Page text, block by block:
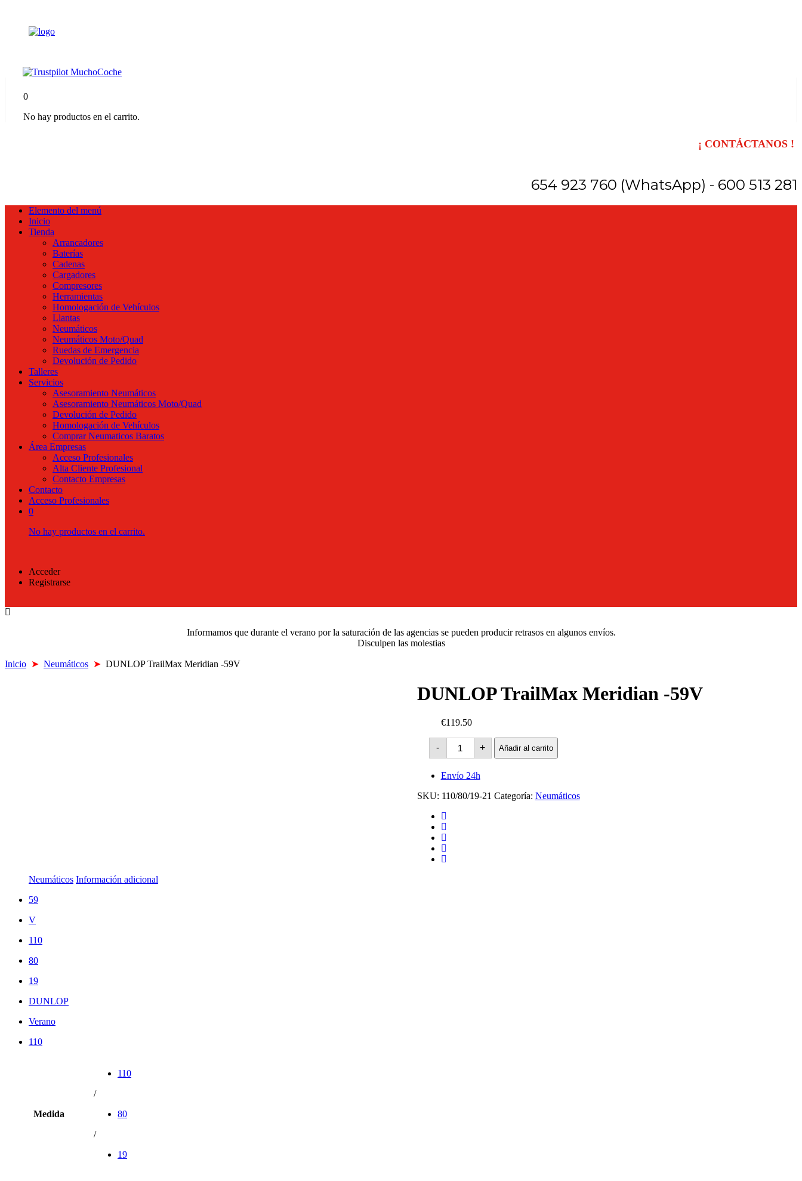
0
No hay productos en el carrito.
¡ CONTÁCTANOS !
654 923 760 (WhatsApp) - 600 513 281
Elemento del menú
Inicio
Tienda
Arrancadores
Baterías
Cadenas
Cargadores
Compresores
Herramientas
Homologación de Vehículos
Llantas
Neumáticos
Neumáticos Moto/Quad
Ruedas de Emergencia
Devolución de Pedido
Talleres
Servicios
Asesoramiento Neumáticos
Asesoramiento Neumáticos Moto/Quad
Devolución de Pedido
Homologación de Vehículos
Comprar Neumaticos Baratos
Área Empresas
Acceso Profesionales
Alta Cliente Profesional
Contacto Empresas
Contacto
Acceso Profesionales
0
No hay productos en el carrito.
Acceder
Registrarse
Informamos que durante el verano por la saturación de las agencias se pueden producir retrasos en algunos envíos.
Disculpen las molestias
Inicio ➤ Neumáticos ➤ DUNLOP TrailMax Meridian -59V
DUNLOP TrailMax Meridian -59V
€119.50
-
DUNLOP
TrailMax
Meridian
-59V
cantidad
+ Añadir al carrito
Envío 24h
SKU: 110/80/19-21 Categoría: Neumáticos
Neumáticos Información adicional
59
V
110
80
19
DUNLOP
Verano
110
Medida
110
/
80
/
19